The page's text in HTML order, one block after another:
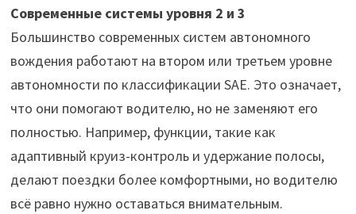
Современные системы уровня 2 и 3
Большинство современных систем автономного
вождения работают на втором или третьем уровне
автономности по классификации SAE. Это означает,
что они помогают водителю, но не заменяют его
полностью. Например, функции, такие как
адаптивный круиз-контроль и удержание полосы,
делают поездки более комфортными, но водителю
всё равно нужно оставаться внимательным.